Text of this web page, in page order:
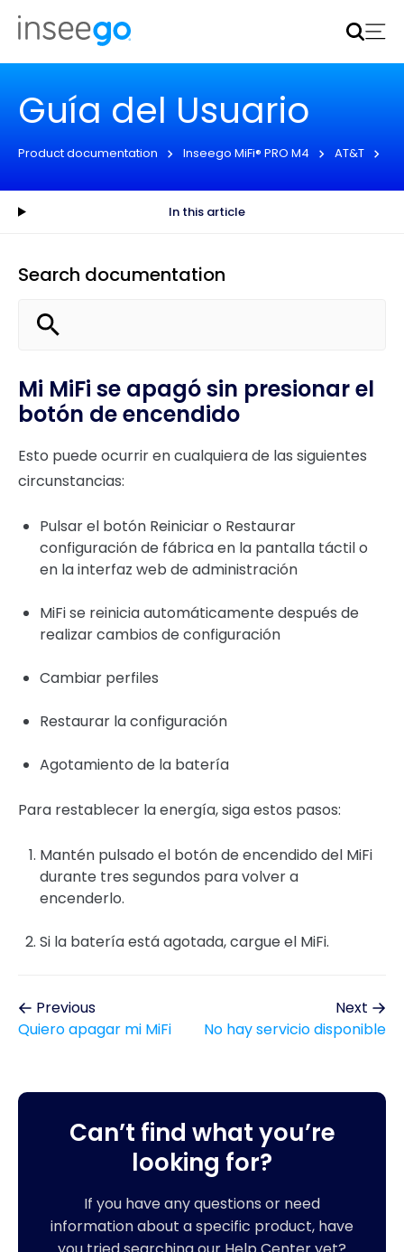
Inseego to acquire Nokia’s fixed wireless access CPE
business
Guía del Usuario
Product documentation Inseego MiFi® PRO M4 AT&T
In this article
Search documentation
Mi MiFi se apagó sin presionar el
botón de encendido
Esto puede ocurrir en cualquiera de las siguientes
circunstancias:
Pulsar el botón Reiniciar o Restaurar
configuración de fábrica en la pantalla táctil o
en la interfaz web de administración
MiFi se reinicia automáticamente después de
realizar cambios de configuración
Cambiar perfiles
Restaurar la configuración
Agotamiento de la batería
Para restablecer la energía, siga estos pasos:
Mantén pulsado el botón de encendido del MiFi
durante tres segundos para volver a
encenderlo.
Si la batería está agotada, cargue el MiFi.
Previous
Quiero apagar mi MiFi
Next
No hay servicio disponible
Can’t find what you’re
looking for?
If you have any questions or need
information about a specific product, have